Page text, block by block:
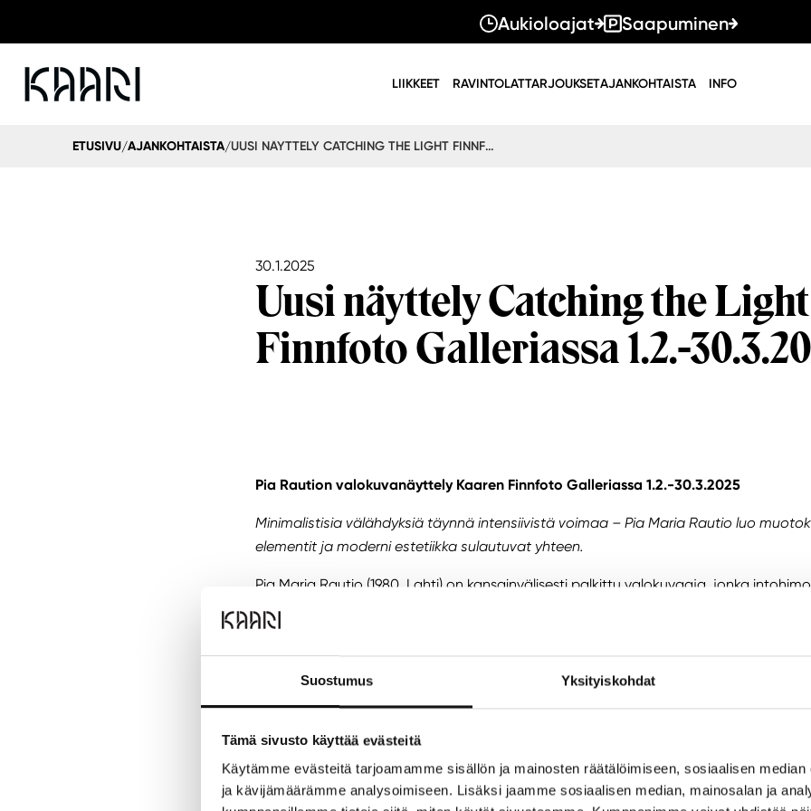
Suostumus Yksityiskohdat
Tämä sivusto käyttää evästeitä
Käytämme evästeitä tarjoamamme sisällön ja mainosten räätälöimiseen, sosiaalisen
ja kävijämäärämme analysoimiseen. Lisäksi jaamme sosiaalisen median, mainosalan ja
Aukioloajat Saapuminen
LIIKKEET RAVINTOLATTARJOUKSETAJANKOHTAISTA INFO
ETUSIVU/AJANKOHTAISTA/ UUSI NÄYTTELY CATCHING THE LIGHT FINNFOTO GALLERIASSA 1.2.-30.3.2025
30.1.2025
Uusi näyttely Catching the Light
Finnfoto Galleriassa 1.2.-
Pia Raution valokuvanäyttely Kaaren Finnfoto Galleriassa 1.2.-30.3.2025
Minimalistisia välähdyksiä täynnä intensiivistä voimaa – Pia Maria Rautio luo
elementit ja moderni estetiikka sulautuvat yhteen.
Pia Maria Rautio (1980, Lahti) on kansainvälisesti palkittu valokuvaaja, jonka
Raution kuvamaailma heijastelee teollisen pinnan ja orgaanisen muodon
valitut värimaailmat luovat tilan, joka auttaa tuomaan esille välähdyksiä
syvyydestä. Teknisesti Rautio hyödyntää taidokkaasti pintoja, kuultoa, moninaisia
kontrasteja.
ovat lukuisat kansainväliset valokuva-alan palkinnot, mm. FEP Awards People and
vuosina 2021, 2022, 2023 ja 2024.
Valokuvanäyttely Catching the Light esittelee Raution kuvia kuluneen viiden vuoden